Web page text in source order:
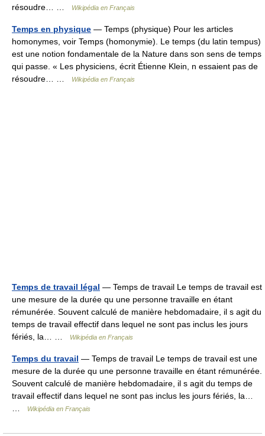
résoudre… …
Wikipédia en Français
Temps en physique — Temps (physique) Pour les articles
homonymes, voir Temps (homonymie). Le temps (du latin tempus)
est une notion fondamentale de la Nature dans son sens de temps
qui passe. « Les physiciens, écrit Étienne Klein, n essaient pas de
résoudre… …
Wikipédia en Français
Temps de travail légal — Temps de travail Le temps de travail est
une mesure de la durée qu une personne travaille en étant
rémunérée. Souvent calculé de manière hebdomadaire, il s agit du
temps de travail effectif dans lequel ne sont pas inclus les jours
fériés, la… …
Wikipédia en Français
Temps du travail — Temps de travail Le temps de travail est une
mesure de la durée qu une personne travaille en étant rémunérée.
Souvent calculé de manière hebdomadaire, il s agit du temps de
travail effectif dans lequel ne sont pas inclus les jours fériés, la…
Wikipédia en Français